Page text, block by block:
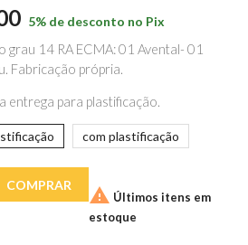
5% de desconto no Pix
grau 14 RA ECMA: 01 Avental- 01
Fabricação própria.
entrega para plastificação.
com plastificação
COMPRAR  Últimos itens em
estoque